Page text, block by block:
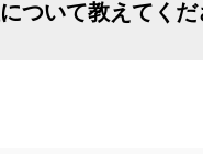
ついて教えてくだ